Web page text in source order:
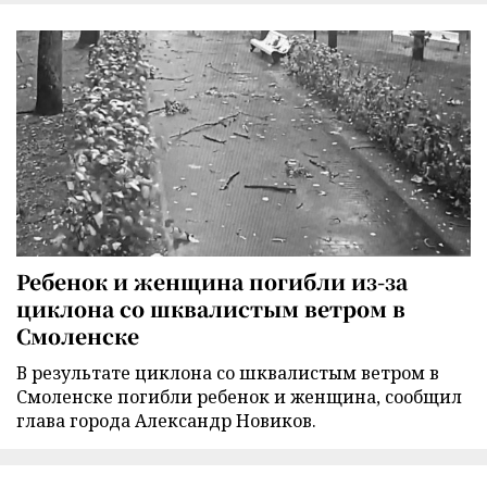
Ребенок и женщина погибли из-за
циклона со шквалистым ветром в
Смоленске
В результате циклона со шквалистым ветром в
Смоленске погибли ребенок и женщина, сообщил
глава города Александр Новиков.